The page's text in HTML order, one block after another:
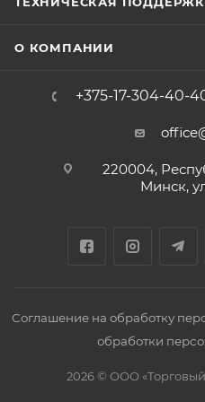
О КОМПАНИИ
+375-17-304-40-
220004,
Минск,
Соглашение на обработку
обработки
2026 © ООО